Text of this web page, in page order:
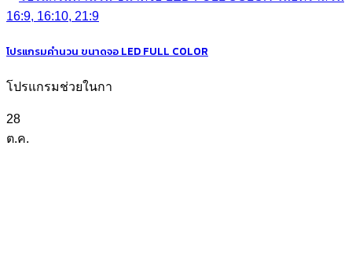
โปรแกรมคำนวน ขนาดจอ LED FULL COLOR
โปรแกรมช่วยในกา
28
ต.ค.